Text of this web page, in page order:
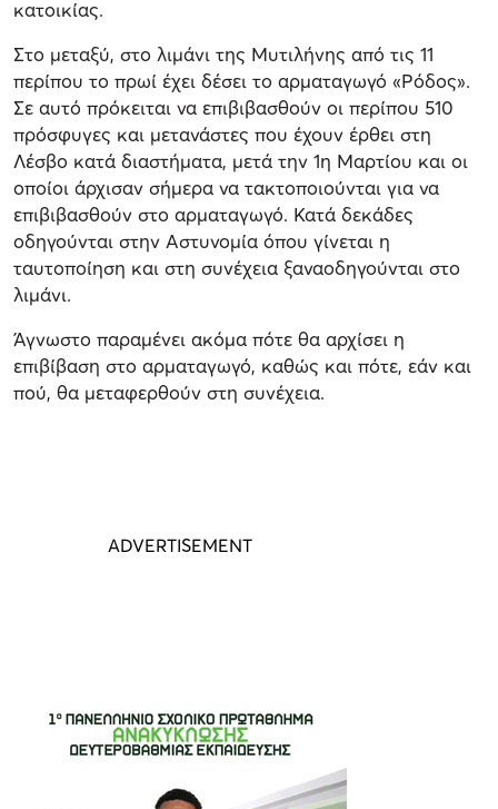
κατοικίας.
Στο μεταξύ, στο λιμάνι της Μυτιλήνης από τις 11
περίπου το πρωί έχει δέσει το αρματαγωγό «Ρόδος».
Σε αυτό πρόκειται να επιβιβασθούν οι περίπου 510
πρόσφυγες και μετανάστες που έχουν έρθει στη
Λέσβο κατά διαστήματα, μετά την 1η Μαρτίου και οι
οποίοι άρχισαν σήμερα να τακτοποιούνται για να
επιβιβασθούν στο αρματαγωγό. Κατά δεκάδες
οδηγούνται στην Αστυνομία όπου γίνεται η
ταυτοποίηση και στη συνέχεια ξαναοδηγούνται στο
λιμάνι.
Άγνωστο παραμένει ακόμα πότε θα αρχίσει η
επιβίβαση στο αρματαγωγό, καθώς και πότε, εάν και
πού, θα μεταφερθούν στη συνέχεια.